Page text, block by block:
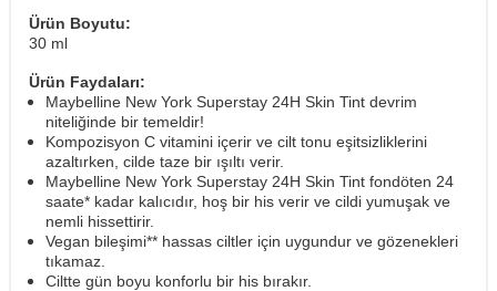
Ürün Boyutu:
30 ml
Ürün Faydaları:
Maybelline New York Superstay 24H Skin Tint devrim
niteliğinde bir temeldir!
Kompozisyon C vitamini içerir ve cilt tonu eşitsizliklerini
azaltırken, cilde taze bir ışıltı verir.
Maybelline New York Superstay 24H Skin Tint fondöten 24
saate* kadar kalıcıdır, hoş bir his verir ve cildi yumuşak ve
nemli hissettirir.
Vegan bileşimi** hassas ciltler için uygundur ve gözenekleri
tıkamaz.
Ciltte gün boyu konforlu bir his bırakır.